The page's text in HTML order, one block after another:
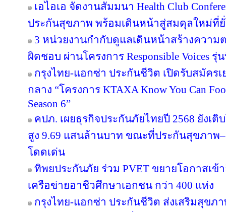
เอไอเอ จัดงานสัมมนา Health Club
ประกันสุขภาพ พร้อมเดินหน้าสู่สมดุลใหม่ที่
3 หน่วยงานกำกับดูแลเดินหน้าสร้างความ
ผิดชอบ ผ่านโครงการ Responsible Voices รุ่
กรุงไทย-แอกซ่า ประกันชีวิต เปิดรับสมัค
กลาง “โครงการ KTAXA Know You Can
Season 6”
คปภ. เผยธุรกิจประกันภัยไทยปี 2568 ยังเ
สูง 9.69 แสนล้านบาท ขณะที่ประกันสุขภาพ
โดดเด่น
ทิพยประกันภัย ร่วม PVET ขยายโอกาสเ
เครือข่ายอาชีวศึกษาเอกชน กว่า 400 แห่ง
กรุงไทย-แอกซ่า ประกันชีวิต ส่งเสริมสุขภ